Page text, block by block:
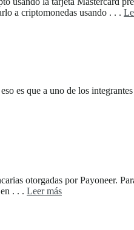
a criptomonedas usando . . .
es que a uno de los
otorgadas por Payoneer.
. . . Leer más